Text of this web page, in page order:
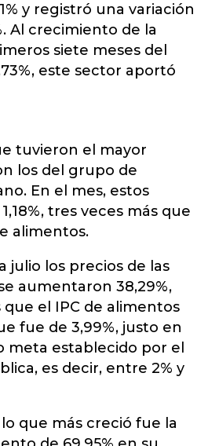
y registró una variación
Al crecimiento de la
siete meses del
este sector aportó
tuvieron el mayor
los del grupo de
En el mes, estos
tres veces más que
alimentos.
julio los precios de las
aumentaron 38,29%,
que el IPC de alimentos
fue de 3,99%, justo en
meta establecido por el
es decir, entre 2% y
que más creció fue la